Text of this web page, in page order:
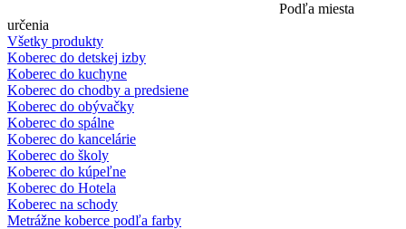
Podľa miesta
určenia
Všetky produkty
Koberec do detskej izby
Koberec do kuchyne
Koberec do chodby a predsiene
Koberec do obývačky
Koberec do spálne
Koberec do kancelárie
Koberec do školy
Koberec do kúpeľne
Koberec do Hotela
Koberec na schody
Metrážne koberce podľa farby